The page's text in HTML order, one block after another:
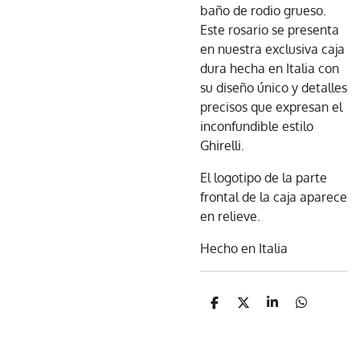
baño de rodio grueso.
Este rosario se presenta
en nuestra exclusiva caja
dura hecha en Italia con
su diseño único y detalles
precisos que expresan el
inconfundible estilo
Ghirelli.
El logotipo de la parte
frontal de la caja aparece
en relieve.
Hecho en Italia
C
C
C
C